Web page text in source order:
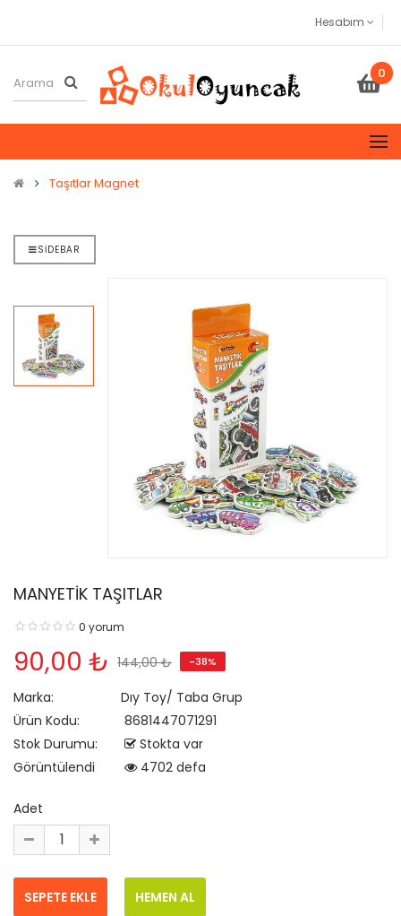
Hesabım
0
Taşıtlar Magnet
SIDEBAR
MANYETİK TAŞITLAR
0 yorum
90,00 ₺ 144,00 ₺ -38%
Marka:
Dıy Toy/ Taba Grup
Ürün Kodu:
8681447071291
Stok Durumu:
Stokta var
Görüntülendi
4702 defa
Adet